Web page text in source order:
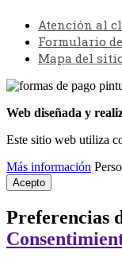
Atención al
Formulario
Mapa del
Web diseñada y
Este sitio web utiliza
Más información
Acepto
Preferencias